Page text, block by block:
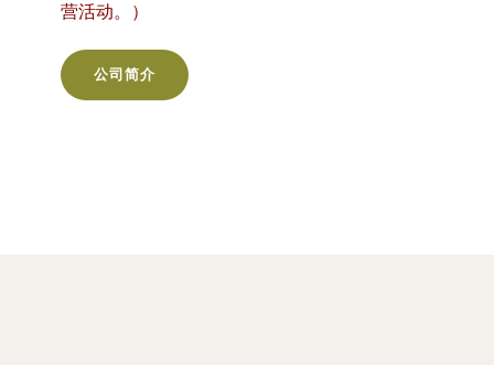
营活动。）
公司简介